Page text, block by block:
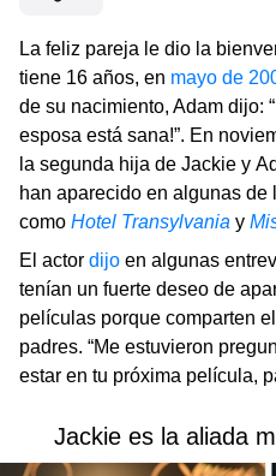
La feliz pareja le dio la
tiene 16 años, en mayo de
de su nacimiento, Adam dijo:
esposa está sana!”. En
la segunda hija de Jackie y
han aparecido en algunas
como Hotel Transylvania y
El actor dijo en algunas
tenían un fuerte deseo de
películas porque comparten
padres. “Me estuvieron
estar en tu próxima película,
Jackie es la aliada